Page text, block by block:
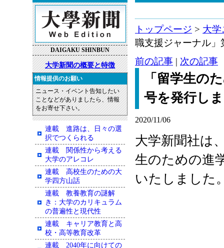
DAIGAKU SHINBUN
トップページ > 大学
職支援ジャーナル」
前の記事 | 次の記事
「留学生の
号を発行し
2020/11/06
大学新聞社は
生のための進
いたしました
大学新聞の概要と特徴
情報提供のお願い
ニュース・イベント告知したい
ことなどがありましたら、情報
をお寄せ下さい。
連載 進路は、日々の選
択でつくられる
連載 関係性から考える
大学のアレコレ
連載 高校生のための大
学四方山話
連載 教養教育の謎解
き：大学のカリキュラム
の普遍性と現代性
連載 キャリア教育と高
校・高等教育改革
連載 2040年に向けての